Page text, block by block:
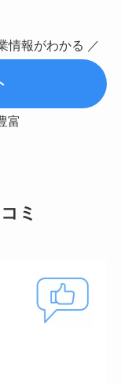
情報がわかる ／
富
ミ